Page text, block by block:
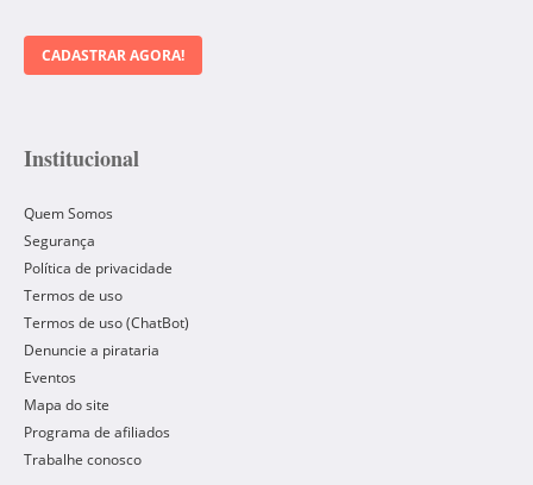
CADASTRAR AGORA!
Institucional
Quem Somos
Segurança
Política de privacidade
Termos de uso
Termos de uso (ChatBot)
Denuncie a pirataria
Eventos
Mapa do site
Programa de afiliados
Trabalhe conosco